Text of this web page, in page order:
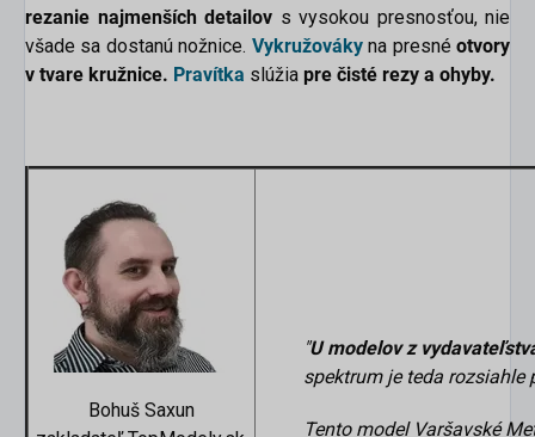
rezanie najmenších detailov s vysokou presnosťou, nie
všade sa dostanú nožnice. Vykružováky na presnéotvory
v tvare kružnice. Pravítka slúžia pre čisté rezy a ohyby.
Bohuš Saxun
"U modelov z
spektrum je teda rozsiahle
Tento model Varšavské